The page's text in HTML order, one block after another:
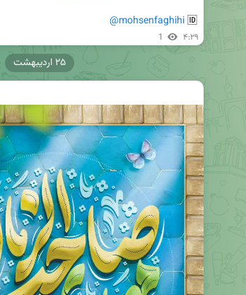
🆔
@mohsenfaghihi
1 ۴:۲۹
۲۵ اردیبهشت